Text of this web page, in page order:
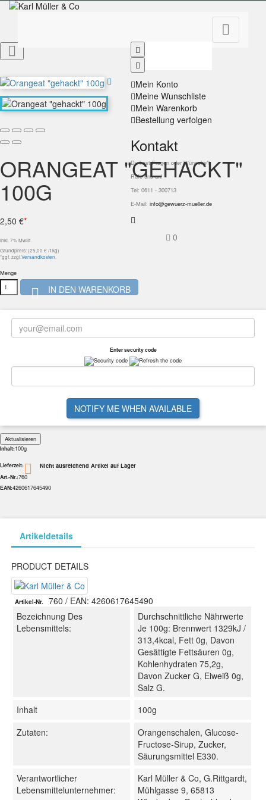

Mein Konto
Meine Wunschliste
Mein Warenkorb
Bestellung verfolgen
Kontakt
Du hast Fragen oder Wünsche?
Rufe uns an!
Tel: 0611 - 300713
E-Mail: info@gewuerz-mueller.de
0

ORANGEAT "GEHACKT"
100G
2,50 €*
inkl. 7% MwSt.
Grundpreis: (25,00 € /1kg)
*ggf. zzgl.Versandkosten
Menge
 IN DEN WARENKORB
Enter security code
NOTIFY ME WHEN AVAILABLE
Inhalt:100g
Lieferzeit:  Nicht ausreichend Artikel auf Lager
Art.-Nr.:760
EAN:4260617645490
Artikeldetails
PRODUCT DETAILS
Artikel-Nr. 760 / EAN: 4260617645490
Bezeichnung Des
Lebensmittels:
Durchschnittliche Nährwerte
Je 100g: Brennwert 1329kJ /
313,4kcal, Fett 0g, Davon
Gesättigte Fettsäuren 0g,
Kohlenhydraten 75,2g,
Davon Zucker G, Eiweiß 0g,
Salz G.
Inhalt
100g
Zutaten:
Orangenschalen, Glucose-
Fructose-Sirup, Zucker,
Säurungsmittel E330.
Verantwortlicher
Lebensmittelunternehmer:
Karl Müller & Co, G.Rittgardt,
Mühlgasse 9, 65813